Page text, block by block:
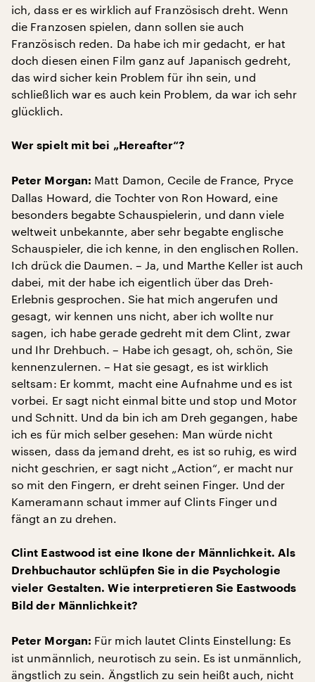
ich, dass er es wirklich auf Französisch dreht. Wenn
die Franzosen spielen, dann sollen sie auch
Französisch reden. Da habe ich mir gedacht, er hat
doch diesen einen Film ganz auf Japanisch gedreht,
das wird sicher kein Problem für ihn sein, und
schließlich war es auch kein Problem, da war ich sehr
glücklich.
Wer spielt mit bei „Hereafter“?
Peter Morgan: Matt Damon, Cecile de France, Pryce
Dallas Howard, die Tochter von Ron Howard, eine
besonders begabte Schauspielerin, und dann viele
weltweit unbekannte, aber sehr begabte englische
Schauspieler, die ich kenne, in den englischen Rollen.
Ich drück die Daumen. – Ja, und Marthe Keller ist auch
dabei, mit der habe ich eigentlich über das Dreh-
Erlebnis gesprochen. Sie hat mich angerufen und
gesagt, wir kennen uns nicht, aber ich wollte nur
sagen, ich habe gerade gedreht mit dem Clint, zwar
und Ihr Drehbuch. – Habe ich gesagt, oh, schön, Sie
kennenzulernen. – Hat sie gesagt, es ist wirklich
seltsam: Er kommt, macht eine Aufnahme und es ist
vorbei. Er sagt nicht einmal bitte und stop und Motor
und Schnitt. Und da bin ich am Dreh gegangen, habe
ich es für mich selber gesehen: Man würde nicht
wissen, dass da jemand dreht, es ist so ruhig, es wird
nicht geschrien, er sagt nicht „Action“, er macht nur
so mit den Fingern, er dreht seinen Finger. Und der
Kameramann schaut immer auf Clints Finger und
fängt an zu drehen.
Clint Eastwood ist eine Ikone der Männlichkeit. Als
Drehbuchautor schlüpfen Sie in die Psychologie
vieler Gestalten. Wie interpretieren Sie Eastwoods
Bild der Männlichkeit?
Peter Morgan: Für mich lautet Clints Einstellung: Es
ist unmännlich, neurotisch zu sein. Es ist unmännlich,
ängstlich zu sein. Ängstlich zu sein heißt auch, nicht